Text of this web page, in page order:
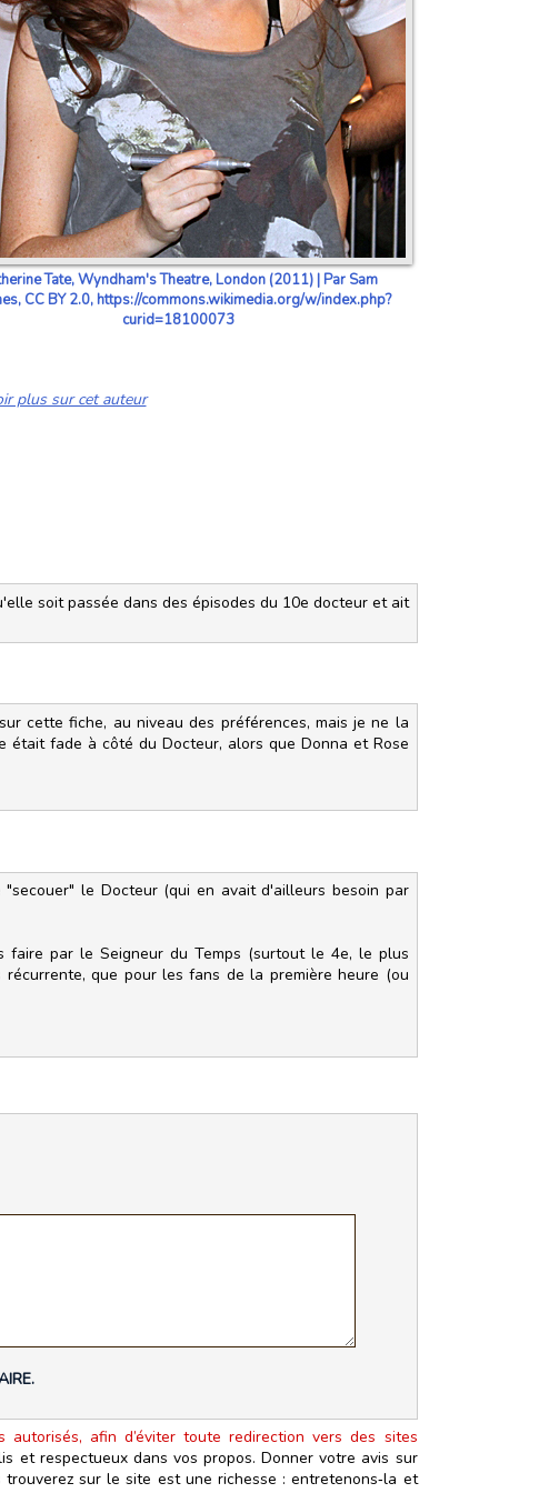
Tate, Wyndham's Theatre, London (2011) | Par Sam
CC BY 2.0, https://commons.wikimedia.org/w/index.php?
curid=18100073
plus sur cet auteur
soit passée dans des épisodes du 10e docteur et ait
cette fiche, au niveau des préférences, mais je ne la
était fade à côté du Docteur, alors que Donna et Rose
le Docteur (qui en avait d'ailleurs besoin par
faire par le Seigneur du Temps (surtout le 4e, le plus
que pour les fans de la première heure (ou
afin d’éviter toute redirection vers des sites
et respectueux dans vos propos. Donner votre avis sur
sur le site est une richesse : entretenons‑la et